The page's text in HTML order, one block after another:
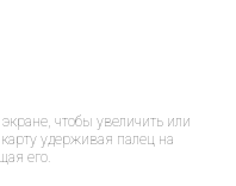
чтобы увеличить или
удерживая палец на
его.